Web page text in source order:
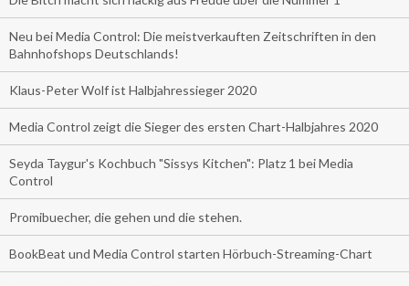
Neu bei Media Control: Die meistverkauften Zeitschriften in den
Bahnhofshops Deutschlands!
Klaus-Peter Wolf ist Halbjahressieger 2020
Media Control zeigt die Sieger des ersten Chart-Halbjahres 2020
Seyda Taygur's Kochbuch "Sissys Kitchen": Platz 1 bei Media
Control
Promibuecher, die gehen und die stehen.
BookBeat und Media Control starten Hörbuch-Streaming-Chart